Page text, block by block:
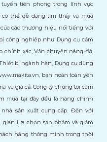
tiên phong trong lĩnh vực
thể dễ dàng tìm thấy và mua
các thương hiệu nổi tiếng với
công nghiệp như Dụng cụ cầm
chính xác, Vận chuyển nâng đỡ,
bị ngành hàn, Dụng cụ dùng
bạn hoàn toàn yên
và giá cả. Công ty chúng tôi cam
mua tại đây đều là hàng chính
sản xuất cung cấp. Đến với
lựa chọn sản phẩm và giảm
hàng thông minh trong thời